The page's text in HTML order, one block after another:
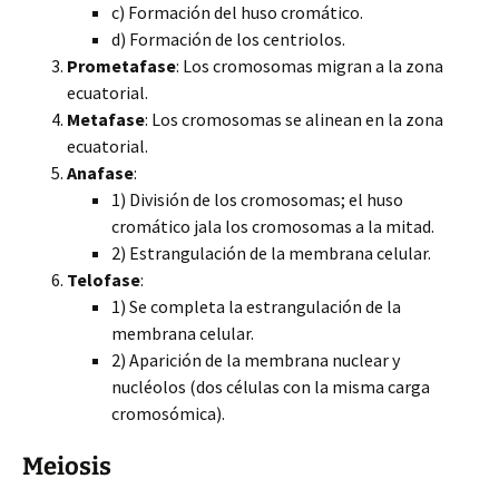
c) Formación del huso cromático.
d) Formación de los centriolos.
Prometafase: Los cromosomas migran a la zona
ecuatorial.
Metafase: Los cromosomas se alinean en la zona
ecuatorial.
Anafase:
1) División de los cromosomas; el huso
cromático jala los cromosomas a la mitad.
2) Estrangulación de la membrana celular.
Telofase:
1) Se completa la estrangulación de la
membrana celular.
2) Aparición de la membrana nuclear y
nucléolos (dos células con la misma carga
cromosómica).
Meiosis